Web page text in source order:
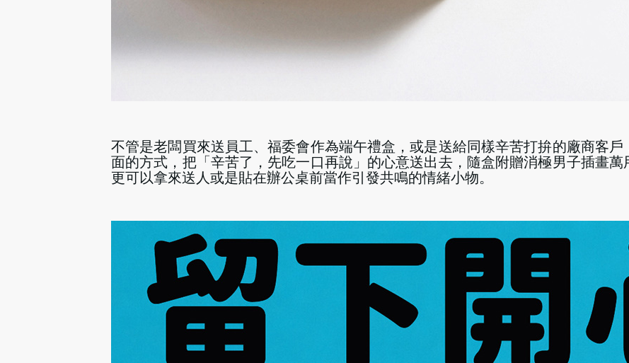
不管是老闆買來送員工、福委會作為端午禮盒，或是送給同樣辛苦打拚的廠商客
面的方式，把「辛苦了，先吃一口再說」的心意送出去，隨盒附贈消極男子插畫萬
更可以拿來送人或是貼在辦公桌前當作引發共鳴的情緒小物。